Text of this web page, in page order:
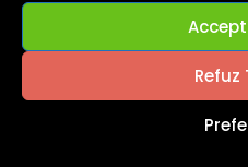
Refuz
© 2024 Pro-